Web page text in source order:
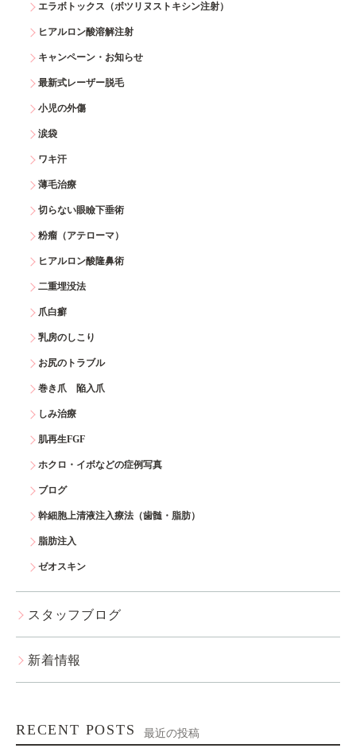
エラボトックス（ボツリヌストキシン注射）
ヒアルロン酸溶解注射
キャンペーン・お知らせ
最新式レーザー脱毛
小児の外傷
涙袋
ワキ汗
薄毛治療
切らない眼瞼下垂術
粉瘤（アテローマ）
ヒアルロン酸隆鼻術
二重埋没法
爪白癬
乳房のしこり
お尻のトラブル
巻き爪 陥入爪
しみ治療
肌再生FGF
ホクロ・イボなどの症例写真
ブログ
幹細胞上清液注入療法（歯髄・脂肪）
脂肪注入
ゼオスキン
スタッフブログ
新着情報
RECENT POSTS 最近の投稿